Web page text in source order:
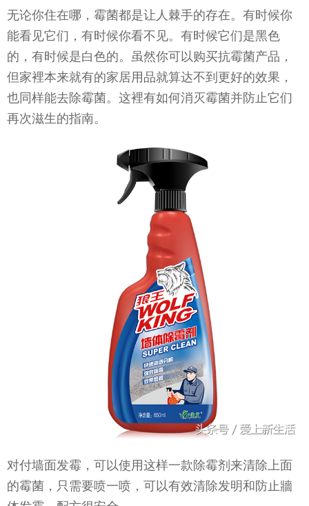
无论你住在哪，霉菌都是让人棘手的存在。有时候你
能看见它们，有时候你看不见。有时候它们是黑色
的，有时候是白色的。虽然你可以购买抗霉菌产品，
但家裡本来就有的家居用品就算达不到更好的效果，
也同样能去除霉菌。这裡有如何消灭霉菌并防止它们
再次滋生的指南。
对付墙面发霉，可以使用这样一款除霉剂来清除上面
的霉菌，只需要喷一喷，可以有效清除发明和防止牆